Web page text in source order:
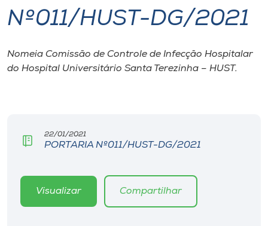
I.nova
Diplomados
CPA
Editora
Nº011/HUST-DG/2021
Nomeia Comissão de Controle de Infecção Hospitalar
do Hospital Universitário Santa Terezinha – HUST.
22/01/2021
PORTARIA Nº011/HUST-DG/2021
Visualizar Compartilhar